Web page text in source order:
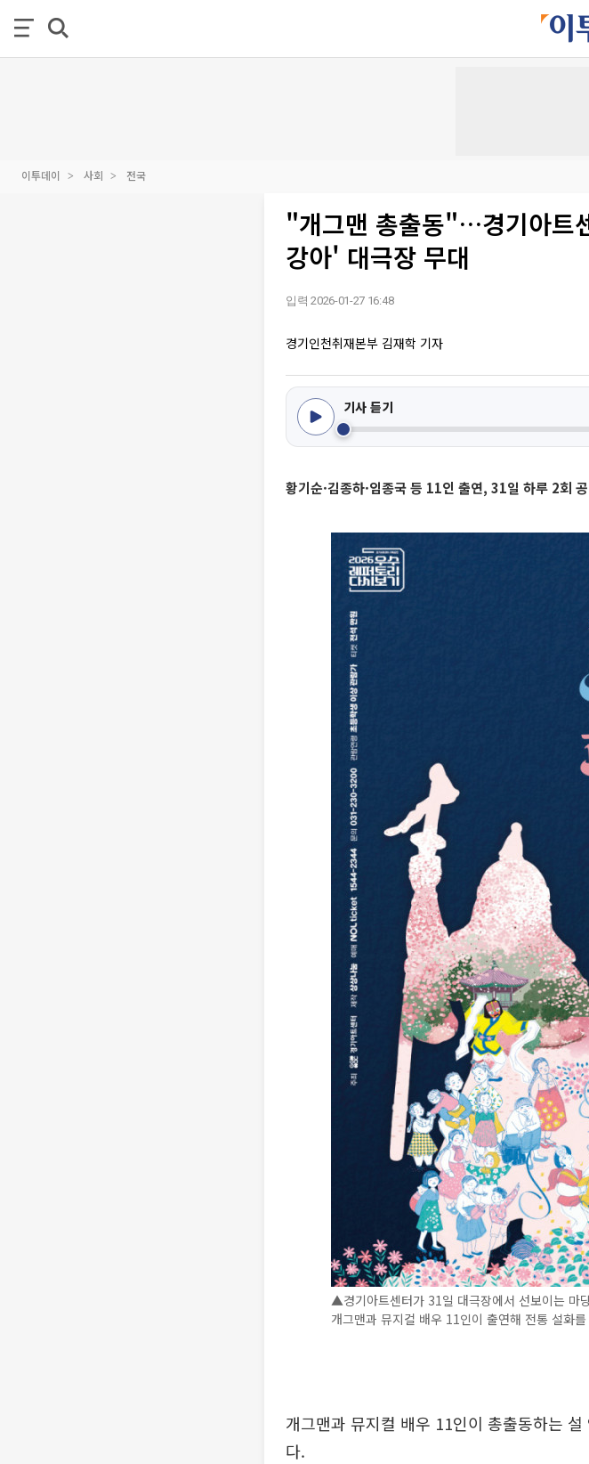
이투데이 사회 전국
"개그맨 총출동"…경기아트
강아' 대극장 무대
입력 2026-01-27 16:48
경기인천취재본부 김재학 기자
기사 듣기
황기순·김종하·임종국 등 11인 출연, 31일 하루 2회
▲경기아트센터가 31일 대극장에서 선보이는 마
개그맨과 뮤지컬 배우 11인이 출연해 전통 설화
개그맨과 뮤지컬 배우 11인이 총출동하는
다.